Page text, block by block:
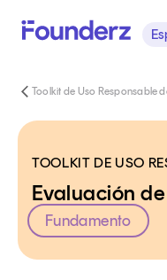
Toolkit de Uso Responsable
TOOLKIT DE USO
Evaluación
Fundamento